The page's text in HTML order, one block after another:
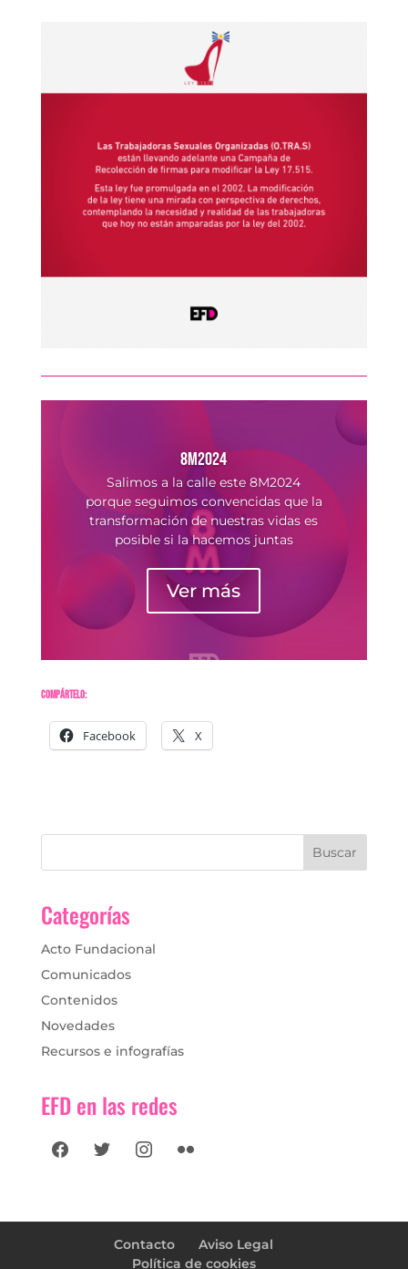
8M2024
Salimos a la calle este 8M2024
porque seguimos convencidas que la
transformación de nuestras vidas es
posible si la hacemos juntas
Ver más
Compártelo:
Facebook X
Categorías
Acto Fundacional
Comunicados
Contenidos
Novedades
Recursos e infografías
EFD en las redes
facebooktwitter instagram
flickr
Contacto
Aviso Legal
Política de cookies